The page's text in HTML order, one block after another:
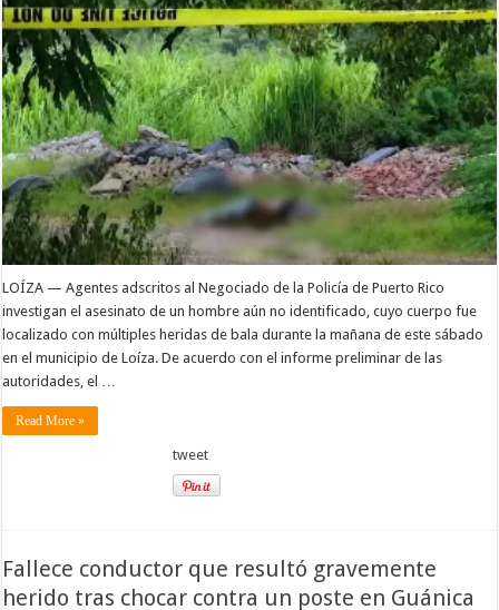
LOÍZA — Agentes adscritos al Negociado de la Policía de Puerto Rico
investigan el asesinato de un hombre aún no identificado, cuyo cuerpo fue
localizado con múltiples heridas de bala durante la mañana de este sábado
en el municipio de Loíza. De acuerdo con el informe preliminar de las
autoridades, el …
Read More »
tweet
Fallece conductor que resultó gravemente
herido tras chocar contra un poste en Guánica